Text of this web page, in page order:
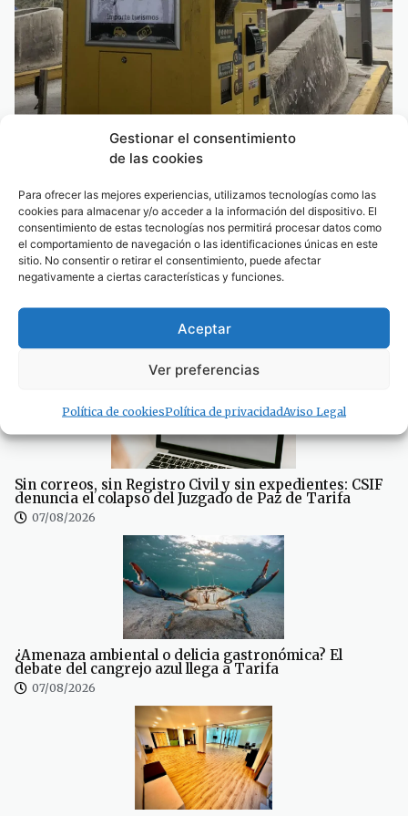
Gestionar el consentimiento
de las cookies
Para ofrecer las mejores experiencias, utilizamos tecnologías como las
cookies para almacenar y/o acceder a la información del dispositivo. El
consentimiento de estas tecnologías nos permitirá procesar datos como
el comportamiento de navegación o las identificaciones únicas en este
sitio. No consentir o retirar el consentimiento, puede afectar
negativamente a ciertas características y funciones.
Aceptar
Ver preferencias
Política de cookiesPolítica de privacidadAviso Legal
100×100 Unidos reclama la eliminación del peaje de la AP-7
y denuncia el «abandono» del Campo de Gibraltar
AP-7 y denuncia el «abandono» del Campo de
07/08/2026
Sin correos, sin Registro Civil y sin expedientes: CSIF
denuncia el colapso del Juzgado de Paz de Tarifa
07/08/2026
¿Amenaza ambiental o delicia gastronómica? El
debate del cangrejo azul llega a Tarifa
07/08/2026